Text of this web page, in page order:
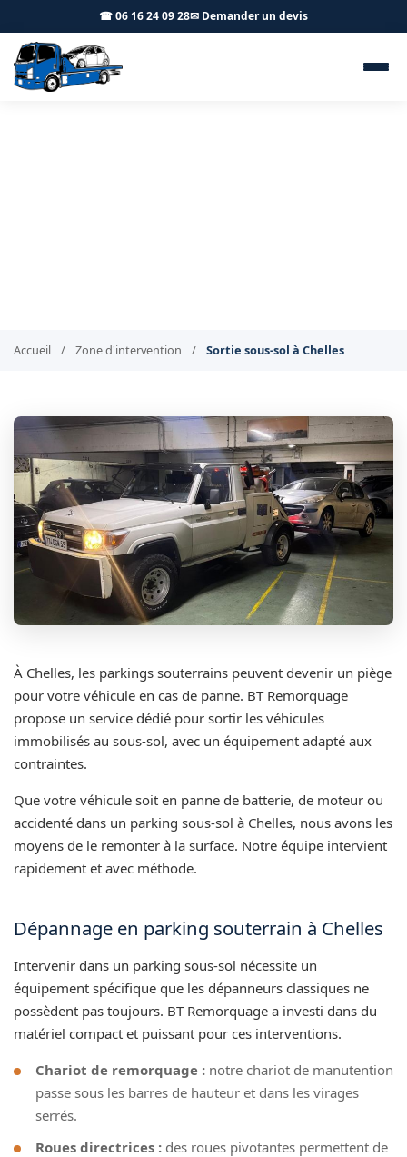
☎ 06 16 24 09 28✉ Demander un devis
Accueil / Zone d'intervention / Sortie sous-sol à Chelles
À Chelles, les parkings souterrains peuvent devenir un piège
pour votre véhicule en cas de panne. BT Remorquage
propose un service dédié pour sortir les véhicules
immobilisés au sous-sol, avec un équipement adapté aux
contraintes.
Que votre véhicule soit en panne de batterie, de moteur ou
accidenté dans un parking sous-sol à Chelles, nous avons les
moyens de le remonter à la surface. Notre équipe intervient
rapidement et avec méthode.
Dépannage en parking souterrain à Chelles
Intervenir dans un parking sous-sol nécessite un
équipement spécifique que les dépanneurs classiques ne
possèdent pas toujours. BT Remorquage a investi dans du
matériel compact et puissant pour ces interventions.
Chariot de remorquage : notre chariot de manutention
passe sous les barres de hauteur et dans les virages
serrés.
Roues directrices : des roues pivotantes permettent de